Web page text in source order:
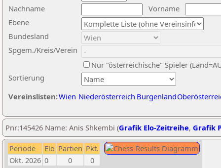
Nachname
Vorname
Ebene
Sortierung
Bundesland
Spgem./Kreis/Verein
Nur "österreichische" Spieler
Vereinslisten:Wien Niederösterreich Burgenland
Pnr:145426 Name: Anis Shkembi (Grafik Elo-Zeitreihe, Grafik
Periode Elo Partien Pkt.
Okt. 2026 0 0
0